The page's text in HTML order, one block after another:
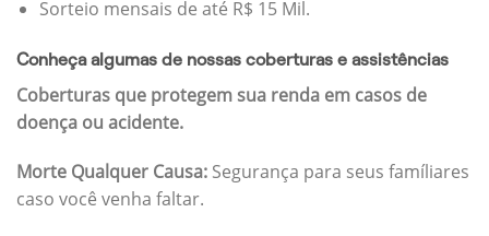
Sorteio mensais de até R$ 15 Mil.
Conheça algumas de nossas coberturas e assistências
Coberturas que protegem sua renda em casos de
doença ou acidente.
Morte Qualquer Causa: Segurança para seus famíliares
caso você venha faltar.